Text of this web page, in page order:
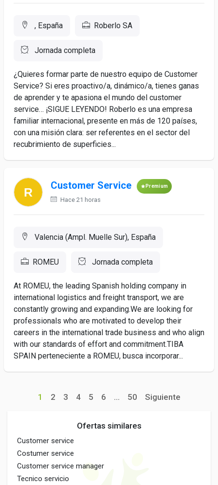
, España Roberlo SA
Jornada completa
¿Quieres formar parte de nuestro equipo de Customer
Service? Si eres proactivo/a, dinámico/a, tienes ganas
de aprender y te apasiona el mundo del customer
service… ¡SIGUE LEYENDO! Roberlo es una empresa
familiar internacional, presente en más de 120 países,
con una misión clara: ser referentes en el sector del
recubrimiento de superficies...
Customer Service Premium
Hace 21 horas
Valencia (Ampl. Muelle Sur), España
ROMEU Jornada completa
At ROMEU, the leading Spanish holding company in
international logistics and freight transport, we are
constantly growing and expanding.We are looking for
professionals who are motivated to develop their
careers in the international trade business and who align
with our standards of effort and commitment.TIBA
SPAIN perteneciente a ROMEU, busca incorporar...
1 2 3 4 5 6 ... 50 Siguiente
Ofertas similares
Customer service
Costumer service
Customer service manager
Tecnico servicio